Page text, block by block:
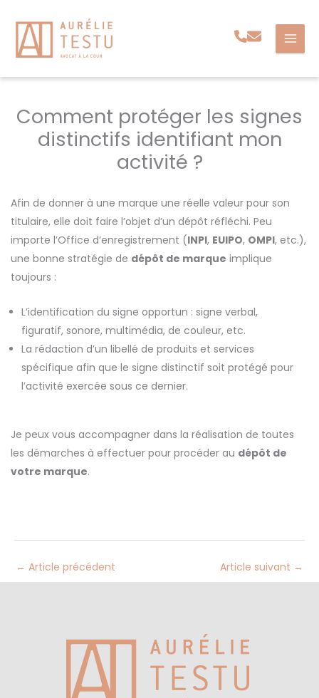
contenu
Comment protéger les signes
distinctifs identifiant mon
activité ?
Afin de donner à une marque une réelle valeur pour son
titulaire, elle doit faire l’objet d’un dépôt réfléchi. Peu
importe l’Office d’enregistrement (INPI, EUIPO, OMPI, etc.),
une bonne stratégie de dépôt de marque implique
toujours :
L’identification du signe opportun : signe verbal,
figuratif, sonore, multimédia, de couleur, etc.
La rédaction d’un libellé de produits et services
spécifique afin que le signe distinctif soit protégé pour
l’activité exercée sous ce dernier.
Je peux vous accompagner dans la réalisation de toutes
les démarches à effectuer pour procéder au dépôt de
votre marque.
← Article précédent Article suivant →